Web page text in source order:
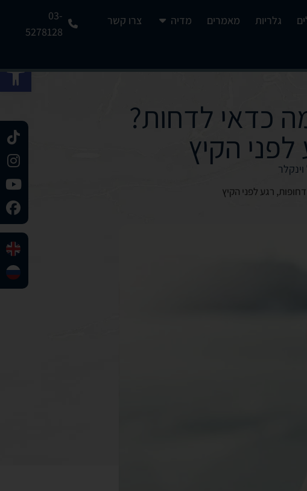
גלריות מאמרים מדיה צרו קשר
03-
5278128
כדאי לדחות?
הקיץ
רגע לפני הקיץ